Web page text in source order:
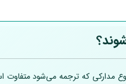
که ترجمه می‌شود متفاوت